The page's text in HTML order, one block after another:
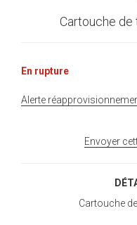
Cartouche
En rupture
Alerte
Envoyer
Cartouche